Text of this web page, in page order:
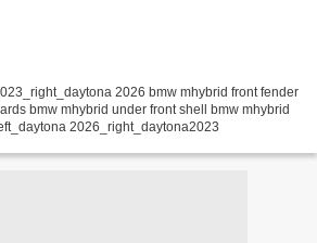
2026 bmw mhybrid front fender
bmw mhybrid under front shell bmw mhybrid
2026_right_daytona2023